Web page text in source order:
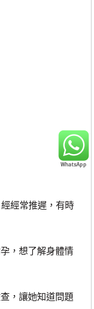
經常推遲，有時
，想了解身體情
，讓她知道問題